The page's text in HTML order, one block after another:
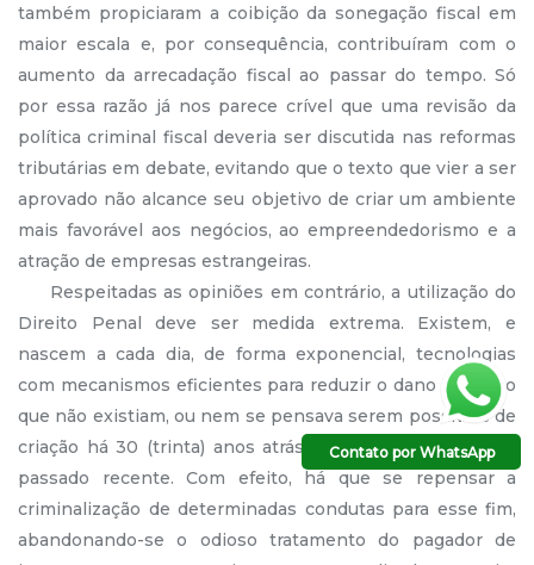
também propiciaram a coibição da sonegação fiscal em
maior escala e, por consequência, contribuíram com o
aumento da arrecadação fiscal ao passar do tempo. Só
por essa razão já nos parece crível que uma revisão da
política criminal fiscal deveria ser discutida nas reformas
tributárias em debate, evitando que o texto que vier a ser
aprovado não alcance seu objetivo de criar um ambiente
mais favorável aos negócios, ao empreendedorismo e a
atração de empresas estrangeiras.
Respeitadas as opiniões em contrário, a utilização do
Direito Penal deve ser medida extrema. Existem, e
nascem a cada dia, de forma exponencial, tecnologias
com mecanismos eficientes para reduzir o dano ao erário
que não existiam, ou nem se pensava serem possíveis de
criação há 30 (trinta) anos atrás, ou até mesmo em um
passado recente. Com efeito, há que se repensar a
criminalização de determinadas condutas para esse fim,
abandonando-se o odioso tratamento do pagador de
Contato por WhatsApp